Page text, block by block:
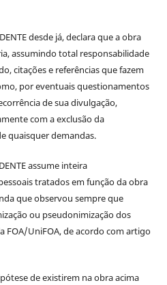
desde já, declara que a obra
assumindo total responsabilidade
citações e referências que fazem
por eventuais questionamentos
de sua divulgação,
com a exclusão da
quaisquer demandas.
assume inteira
tratados em função da obra
que observou sempre que
ou pseudonimização dos
FOA/UniFOA, de acordo com artigo
de existirem na obra acima